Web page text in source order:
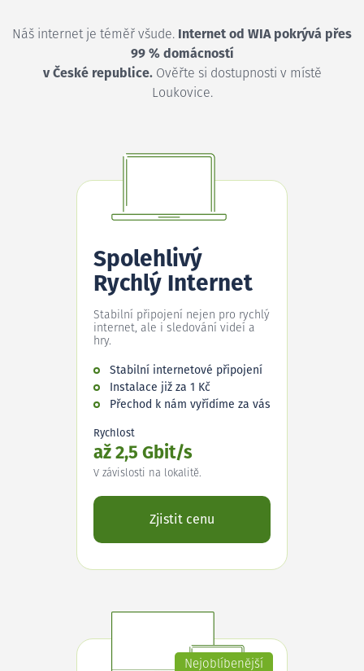
Náš internet je téměř všude. Internet od WIA pokrývá přes
99 % domácností
v České republice.Ověřte si dostupnosti v místě
Loukovice.
Spolehlivý
Rychlý Internet
Stabilní připojení nejen pro rychlý
internet, ale i sledování videí a
hry.
Stabilní internetové připojení
Instalace již za 1 Kč
Přechod k nám vyřídíme za vás
Rychlost
až 2,5 Gbit/s
V závislosti na lokalitě.
Zjistit cenu
Nejoblíbenější